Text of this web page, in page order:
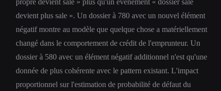
propre devient sale » plus qu'un événement « dossier sale
devient plus sale ». Un dossier à 780 avec un nouvel élément
négatif montre au modèle que quelque chose a matériellement
changé dans le comportement de crédit de l'emprunteur. Un
dossier à 580 avec un élément négatif additionnel n'est qu'une
donnée de plus cohérente avec le pattern existant. L'impact
proportionnel sur l'estimation de probabilité de défaut du